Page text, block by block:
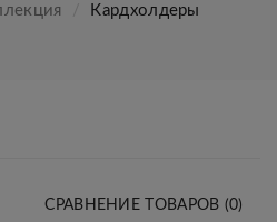
Кардхолдеры
СРАВНЕНИЕ ТОВАРОВ (0)